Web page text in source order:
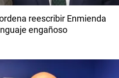
reescribir Enmienda
engañoso